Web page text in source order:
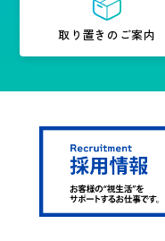
取り置きのご案内